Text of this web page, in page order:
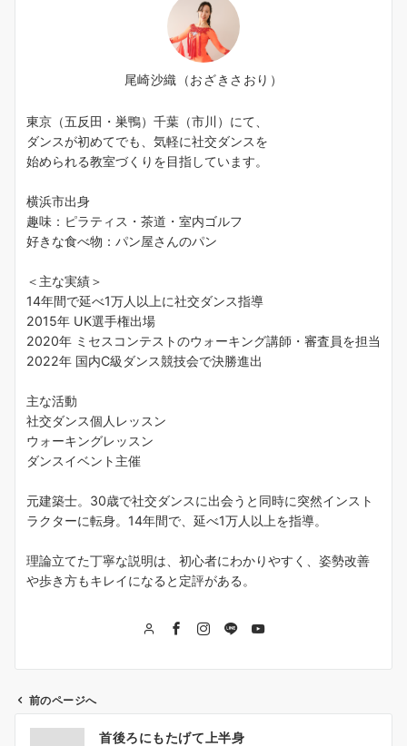
尾崎沙織（おざきさおり）
東京（五反田・巣鴨）千葉（市川）にて、
ダンスが初めてでも、気軽に社交ダンスを
始められる教室づくりを目指しています。
横浜市出身
趣味：ピラティス・茶道・室内ゴルフ
好きな食べ物：パン屋さんのパン
＜主な実績＞
14年間で延べ1万人以上に社交ダンス指導
2015年 UK選手権出場
2020年 ミセスコンテストのウォーキング講師・審査員を担当
2022年 国内C級ダンス競技会で決勝進出
主な活動
社交ダンス個人レッスン
ウォーキングレッスン
ダンスイベント主催
元建築士。30歳で社交ダンスに出会うと同時に突然インスト
ラクターに転身。14年間で、延べ1万人以上を指導。
理論立てた丁寧な説明は、初心者にわかりやすく、姿勢改善
や歩き方もキレイになると定評がある。
投
前のページへ
首後ろにもたげて上半身